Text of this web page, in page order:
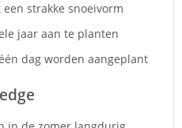
strakke snoeivorm
jaar aan te planten
dag worden aangeplant